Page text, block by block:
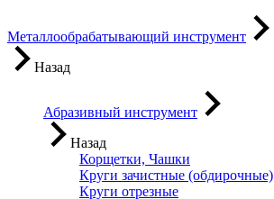
Металлообрабатывающий инструмент
Назад
Абразивный инструмент
Назад
Корщетки, Чашки
Круги зачистные (обдирочные)
Круги отрезные